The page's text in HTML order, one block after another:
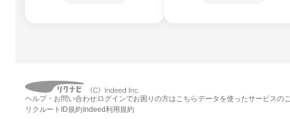
ヘルプ・お問い合わせ ログインでお困りの方はこちら データを使ったサービスの
リクルートID規約 Indeed利用規約